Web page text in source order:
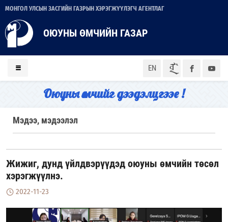
МОНГОЛ УЛСЫН ЗАСГИЙН ГАЗРЫН ХЭРЭГЖҮҮЛЭГЧ АГЕНТЛАГ
ОЮУНЫ ӨМЧИЙН ГАЗАР
EN ᠮᠣᠨ
Оюуны өмчийг дээдэлцгээе !
Мэдээ, мэдээлэл
Жижиг, дунд үйлдвэрүүдэд оюуны өмчийн төсөл
хэрэгжүүлнэ.
2022-11-23